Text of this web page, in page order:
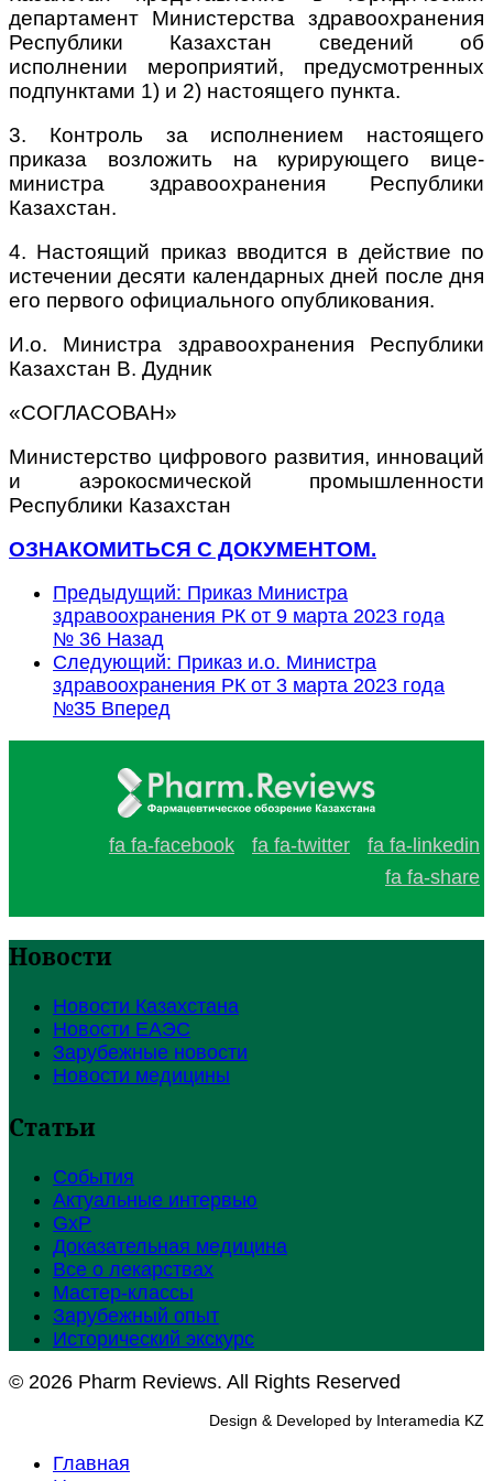
департамент Министерства здравоохранения
Республики Казахстан сведений об
исполнении мероприятий, предусмотренных
подпунктами 1) и 2) настоящего пункта.
3. Контроль за исполнением настоящего
приказа возложить на курирующего вице-
министра здравоохранения Республики
Казахстан.
4. Настоящий приказ вводится в действие по
истечении десяти календарных дней после дня
его первого официального опубликования.
И.о. Министра здравоохранения Республики
Казахстан В. Дудник
«СОГЛАСОВАН»
Министерство цифрового развития, инноваций
и аэрокосмической промышленности
Республики Казахстан
ОЗНАКОМИТЬСЯ С ДОКУМЕНТОМ.
Предыдущий: Приказ Министра
здравоохранения РК от 9 марта 2023 года
№ 36 Назад
Следующий: Приказ и.о. Министра
здравоохранения РК от 3 марта 2023 года
№35 Вперед
fa fa-facebook fa fa-twitter
fa fa-linkedin
fa fa-share
Новости
Новости Казахстана
Новости ЕАЭС
Зарубежные новости
Новости медицины
Статьи
События
Актуальные интервью
GxP
Доказательная медицина
Все о лекарствах
Мастер-классы
Зарубежный опыт
Исторический экскурс
© 2026 Pharm Reviews. All Rights Reserved
Design & Developed by Interamedia KZ
Главная